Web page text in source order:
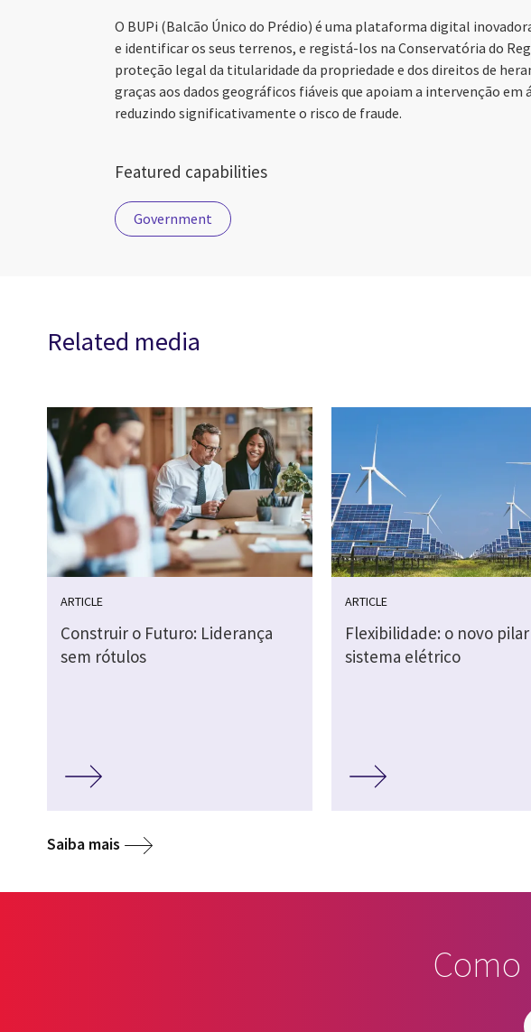
O BUPi (Balcão Único do Prédio) é uma plataforma digital
e identificar os seus terrenos, e registá-los na Conservatória do
proteção legal da titularidade da propriedade e dos direitos de
graças aos dados geográficos fiáveis que apoiam a intervenção
reduzindo significativamente o risco de fraude.
Featured capabilities
Government
Related media
ARTICLE
Construir o Futuro: Liderança
sem rótulos
ARTICLE
Flexibilidade: o novo
sistema elétrico
Saiba mais
Como